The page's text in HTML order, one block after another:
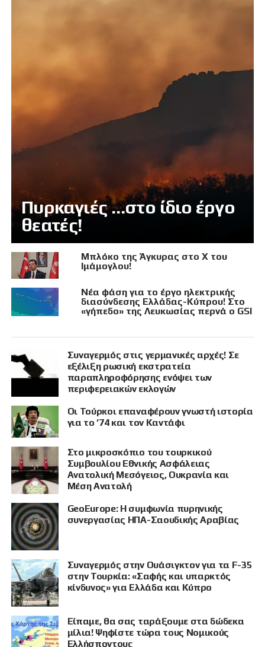
Πυρκαγιές …στο ίδιο έργο
θεατές!
Μπλόκο της Άγκυρας στο X του
Ιμάμογλου!
Νέα φάση για το έργο ηλεκτρικής
διασύνδεσης Ελλάδας-Κύπρου! Στο
«γήπεδο» της Λευκωσίας περνά ο GSI
Συναγερμός στις γερμανικές αρχές! Σε
εξέλιξη ρωσική εκστρατεία
παραπληροφόρησης ενόψει των
περιφερειακών εκλογών
Οι Τούρκοι επαναφέρουν γνωστή ιστορία
για το ’74 και τον Καντάφι
Στο μικροσκόπιο του τουρκικού
Συμβουλίου Εθνικής Ασφάλειας
Ανατολική Μεσόγειος, Ουκρανία και
Μέση Ανατολή
GeoEurope: Η συμφωνία πυρηνικής
συνεργασίας ΗΠΑ-Σαουδικής Αραβίας
Συναγερμός στην Ουάσιγκτον για τα F-35
στην Τουρκία: «Σαφής και υπαρκτός
κίνδυνος» για Ελλάδα και Κύπρο
Είπαμε, θα σας ταράξουμε στα δώδεκα
μίλια! Ψηφίστε τώρα τους Νομικούς
Ελλήσποντους